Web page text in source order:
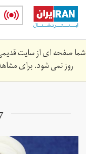
Skip
main
content
شما صفحه ای از سایت قدیمی
روز نمی شود. برای